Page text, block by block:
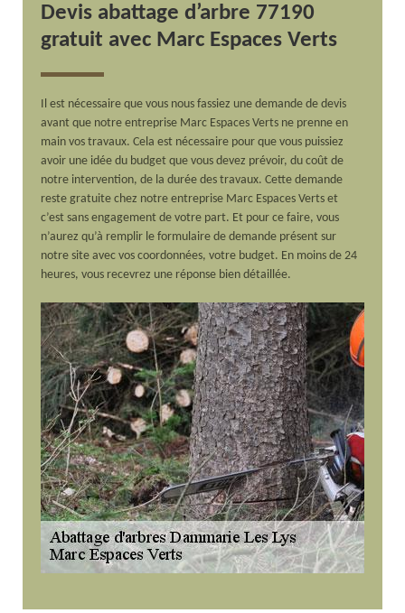
Devis abattage d’arbre 77190
gratuit avec Marc Espaces Verts
Il est nécessaire que vous nous fassiez une demande de devis
avant que notre entreprise Marc Espaces Verts ne prenne en
main vos travaux. Cela est nécessaire pour que vous puissiez
avoir une idée du budget que vous devez prévoir, du coût de
notre intervention, de la durée des travaux. Cette demande
reste gratuite chez notre entreprise Marc Espaces Verts et
c’est sans engagement de votre part. Et pour ce faire, vous
n’aurez qu’à remplir le formulaire de demande présent sur
notre site avec vos coordonnées, votre budget. En moins de 24
heures, vous recevrez une réponse bien détaillée.